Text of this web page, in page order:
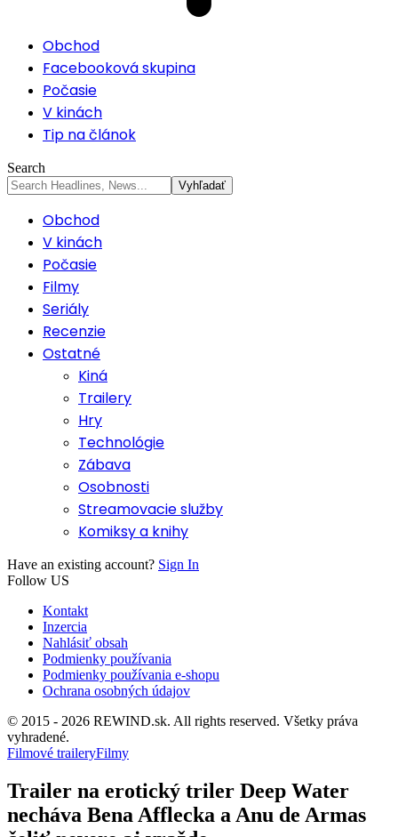
Obchod
Facebooková skupina
Počasie
V kinách
Tip na článok
Search
Obchod
V kinách
Počasie
Filmy
Seriály
Recenzie
Ostatné
Kiná
Trailery
Hry
Technológie
Zábava
Osobnosti
Streamovacie služby
Komiksy a knihy
Have an existing account? Sign In
Follow US
Kontakt
Inzercia
Nahlásiť obsah
Podmienky používania
Podmienky používania e-shopu
Ochrana osobných údajov
© 2015 - 2026 REWIND.sk. All rights reserved. Všetky práva
vyhradené.
Filmové traileryFilmy
Trailer na erotický triler Deep Water
necháva Bena Afflecka a Anu de Armas